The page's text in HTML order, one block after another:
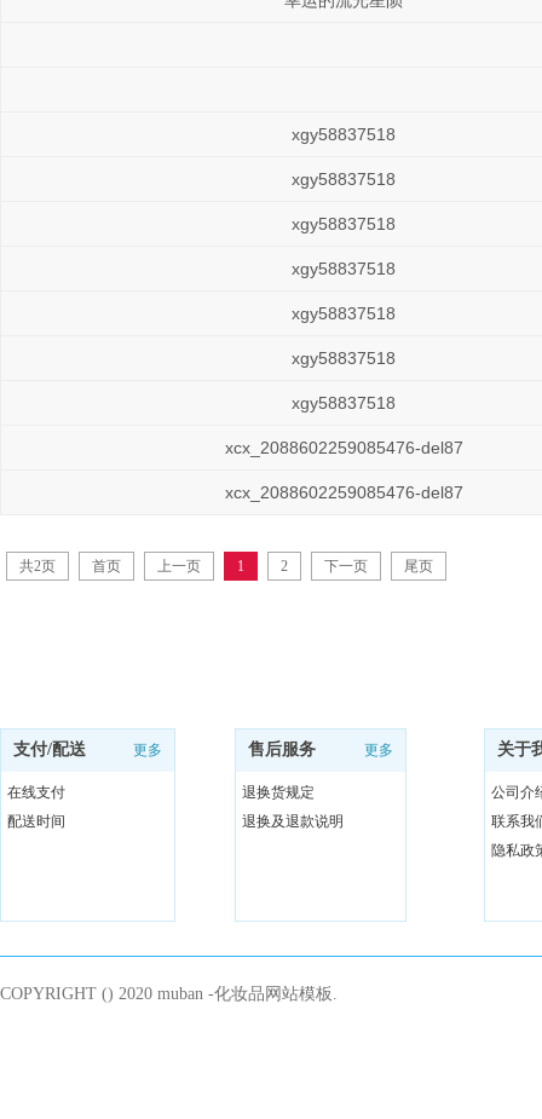
xgy58837518
xgy58837518
xgy58837518
xgy58837518
xgy58837518
xgy58837518
xgy58837518
xcx_2088602259085476-del87
xcx_2088602259085476-del87
共2页 首页 上一页 1 2 下一页 尾页
支付/配送 更多
在线支付
配送时间
售后服务 更多
退换货规定
退换及退款说明
关于
公司介
联系我
隐私政
COPYRIGHT () 2020 muban -化妆品网站模板.